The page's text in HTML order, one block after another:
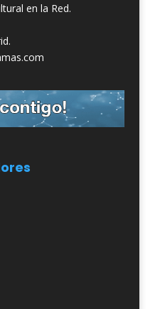
en la Red.